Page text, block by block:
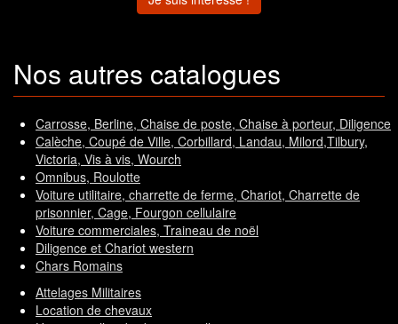
Nos autres catalogues
Carrosse, Berline, Chaise de poste, Chaise à porteur, Diligence
Calèche, Coupé de Ville, Corbillard, Landau, Milord,Tilbury,
Victoria, Vis à vis, Wourch
Omnibus, Roulotte
Voiture utilitaire, charrette de ferme, Chariot, Charrette de
prisonnier, Cage, Fourgon cellulaire
Voiture commerciales, Traineau de noël
Diligence et Chariot western
Chars Romains
Attelages Militaires
Location de chevaux